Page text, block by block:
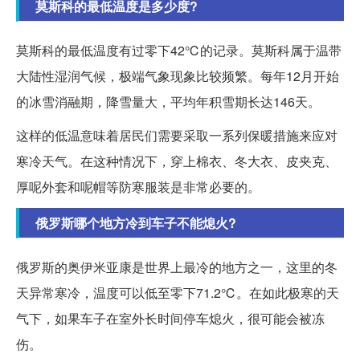
莫斯科的最低温度是多少度?
莫斯科的最低温度有过零下42℃的记录。莫斯科属于温带
大陆性湿润气候，极端气象现象比较频繁。每年12月开始
的冰雪消融期，降雪量大，平均年积雪期长达146天。
这样的低温意味着居民们需要采取一系列保暖措施来应对
寒冷天气。在这种情况下，穿上棉衣、冬大衣、皮夹克、
厚呢外套和呢帽等防寒服装是非常必要的。
俄罗斯哪个地方冷到车子不能熄火?
俄罗斯的奥伊米亚康是世界上最冷的地方之一，这里的冬
天异常寒冷，温度可以低至零下71.2℃。在如此极寒的天
气下，如果车子在室外长时间停车熄火，很可能会被冻
伤。